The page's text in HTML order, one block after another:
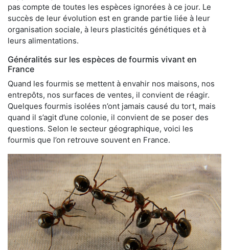
pas compte de toutes les espèces ignorées à ce jour. Le
succès de leur évolution est en grande partie liée à leur
organisation sociale, à leurs plasticités génétiques et à
leurs alimentations.
Généralités sur les espèces de fourmis vivant en
France
Quand les fourmis se mettent à envahir nos maisons, nos
entrepôts, nos surfaces de ventes, il convient de réagir.
Quelques fourmis isolées n’ont jamais causé du tort, mais
quand il s’agit d’une colonie, il convient de se poser des
questions. Selon le secteur géographique, voici les
fourmis que l’on retrouve souvent en France.